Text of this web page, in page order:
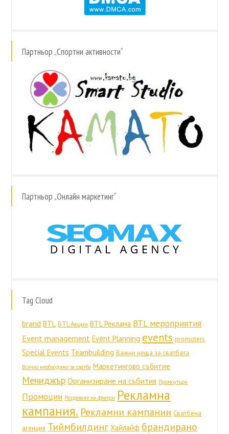
Партньор „Спортни активности“
Партньор „Онлайн маркетинг“
Tag Cloud
brand BTL BTL Акции BTL Реклама BTL мероприятия
Event management Event Planning events promoters
Special Events Teambuilding Важни неща за сватбата
Всичко необходимо за сватба Маркетингово събитие
Мениджър Организиране на събития Промоутъри
Промоции Раздаване на флаери Рекламна
кампания. Рекламни кампании Сватбена
агенция Тиймбилдинг Хайлайф брандирано